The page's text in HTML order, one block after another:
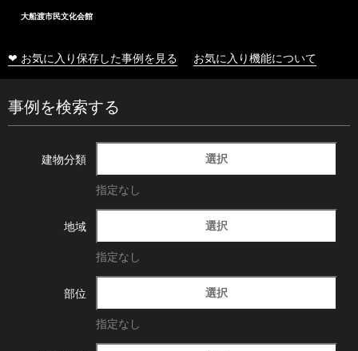
大船渡市民文化会館
❤ お気に入り保存した事例を見る お気に入り機能について
事例を検索する
建物分類 選択
指定なし
地域 選択
指定なし
部位 選択
指定なし